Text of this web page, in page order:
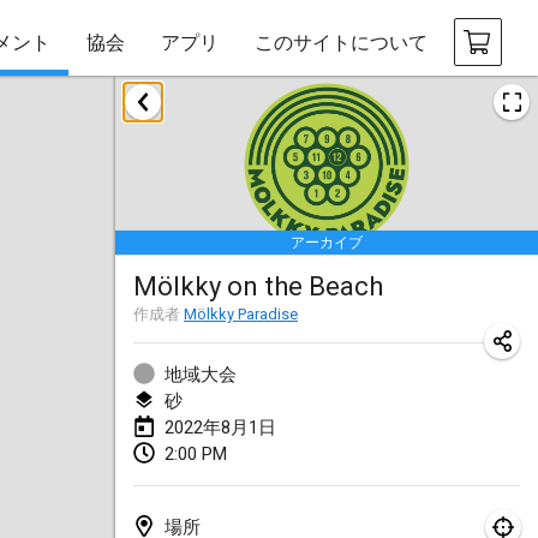
ント 協会 アプリ このサイトについて
アーカイブ
Mölkky on the Beach
作成者 Mölkky Paradise
地域大会
砂
2022年8月1日
2:00 PM
場所
2022年1月
Tournoi Mixte ASPTTOM
2022年1月22日|フランス
KKS Halli Duppeli
2022年1月22日 |フィンランド
Mölkky Tournament - Doubles
2022年1月22日
Suomelan Mölkky-open
2022年1月22日
The Mölkky Tournament 2nd